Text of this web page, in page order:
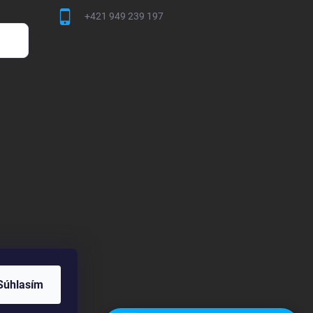
+421 949 239 197